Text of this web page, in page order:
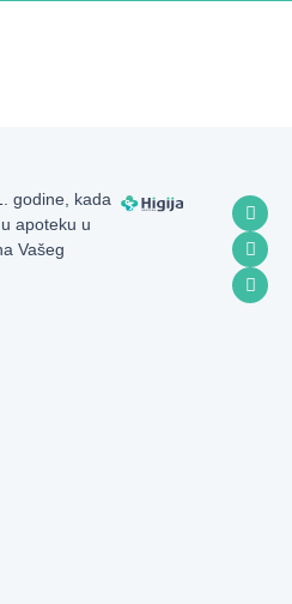
godine, kada
apoteku u
Vašeg